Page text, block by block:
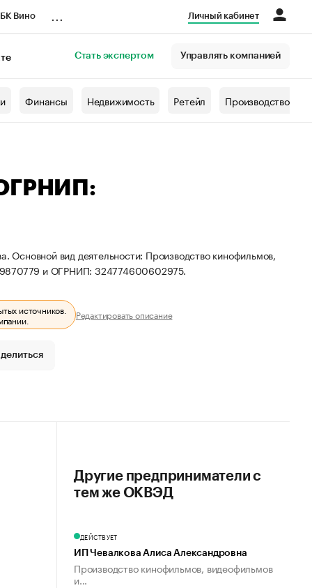
Вино Личный кабинет
Стать экспертом Управлять компанией
Финансы Недвижимость Ретейл Производство
вид деятельности: Производство кинофильмов,
и ОГРНИП: 324774600602975.
источников.
Редактировать описание
Другие предприниматели с
тем же ОКВЭД
ДЕЙСТВУЕТ
ИП Чевалкова Алиса Александровна
Производство кинофильмов, видеофильмов
и...